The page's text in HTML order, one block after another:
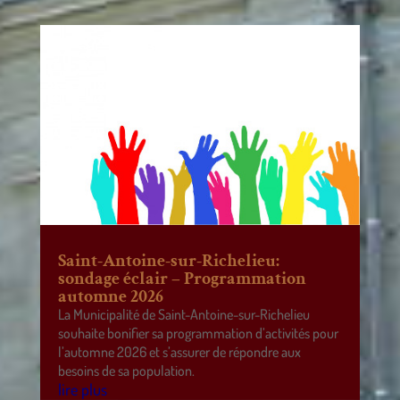
Saint-Antoine-sur-Richelieu:
sondage éclair – Programmation
automne 2026
La Municipalité de Saint-Antoine-sur-Richelieu
souhaite bonifier sa programmation d’activités pour
l’automne 2026 et s’assurer de répondre aux
besoins de sa population.
lire plus